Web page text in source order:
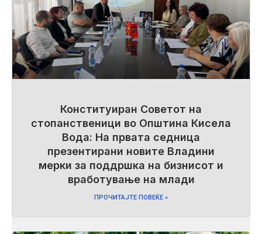
Конституиран Советот на
стопанственици во Општина Кисела
Вода: На првата седница
презентирани новите Владини
мерки за поддршка на бизнисот и
вработување на млади
ПРОЧИТАЈТЕ ПОВЕЌЕ »